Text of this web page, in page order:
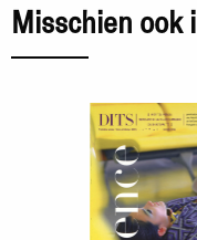
Misschien ook